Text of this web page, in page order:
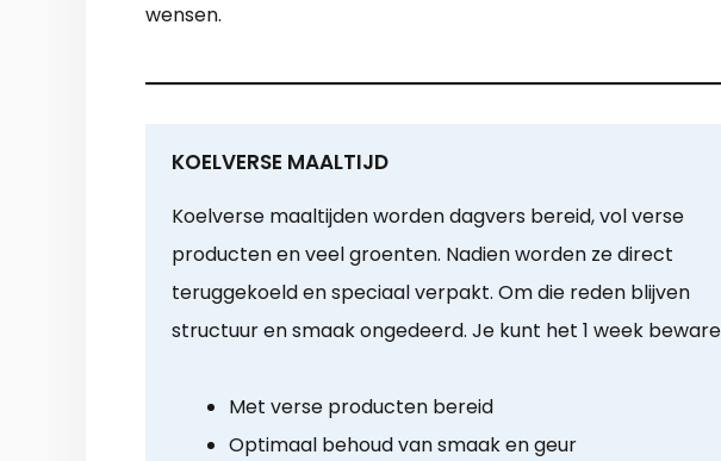
wensen.
KOELVERSE MAALTIJD
Koelverse maaltijden worden dagvers bereid, vol verse
producten en veel groenten. Nadien worden ze direct
teruggekoeld en speciaal verpakt. Om die reden blijven
structuur en smaak ongedeerd. Je kunt het 1 week
Met verse producten bereid
Optimaal behoud van smaak en geur